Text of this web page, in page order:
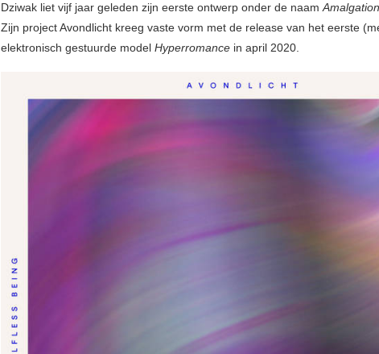
Dziwak liet vijf jaar geleden zijn eerste ontwerp onder de naamAmalgation
Zijn project Avondlicht kreeg vaste vorm met de release van het eerste
elektronisch gestuurde model Hyperromance in april 2020.